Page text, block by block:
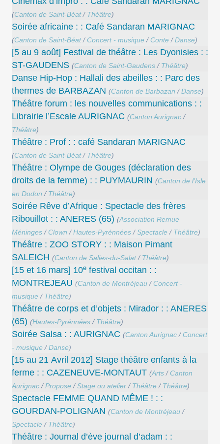
(Canton de Saint-Béat/ Théâtre)
Soirée africaine : : Café Sandaran MARIGNAC
(Canton de Saint-Béat/ Concert - musique/ Conte/Danse)
[5 au 9 août] Festival de théâtre : Les Dyonisies : :
ST-GAUDENS (Canton de Saint-Gaudens/ Théâtre)
Danse Hip-Hop : Hallali des abeilles : : Parc des
thermes de BARBAZAN (Canton de Barbazan /Danse)
Théâtre forum : les nouvelles communications : :
Librairie l’Escale AURIGNAC (Canton Aurignac/
Théâtre)
Théâtre : Prof : : café Sandaran MARIGNAC
(Canton de Saint-Béat/ Théâtre)
Théâtre : Olympe de Gouges (déclaration des
droits de la femme) : : PUYMAURIN (Canton de l’Isle
en Dodon / Théâtre)
Soirée Rêve d’Afrique : Spectacle des frères
Ribouillot : : ANERES (65) (Association Remue
Méninges/ Clown /Hautes-Pyrénnées/Spectacle/ Théâtre)
Théâtre : ZOO STORY : : Maison Pimant
SALEICH (Canton de Salies-du-Salat/ Théâtre)
[15 et 16 mars] 10e festival occitan : :
MONTREJEAU (Canton de Montréjeau/ Concert -
musique/ Théâtre)
Théâtre de corps et d’objets : Mirador : : ANERES
(65) (Hautes-Pyrénnées/ Théâtre)
Soirée Salsa : : AURIGNAC (Canton Aurignac/ Concert
- musique/Danse)
[15 au 21 Avril 2012] Stage théâtre enfants à la
ferme : : CAZENEUVE-MONTAUT (Arts/ Canton
Aurignac/Propose/Stage ou atelier/ Théâtre/ Théâtre)
Spectacle FEMME QUAND MÊME ! : :
GOURDAN-POLIGNAN (Canton de Montréjeau/
Spectacle/ Théâtre)
Théâtre : Journal d’ève journal d’adam : :